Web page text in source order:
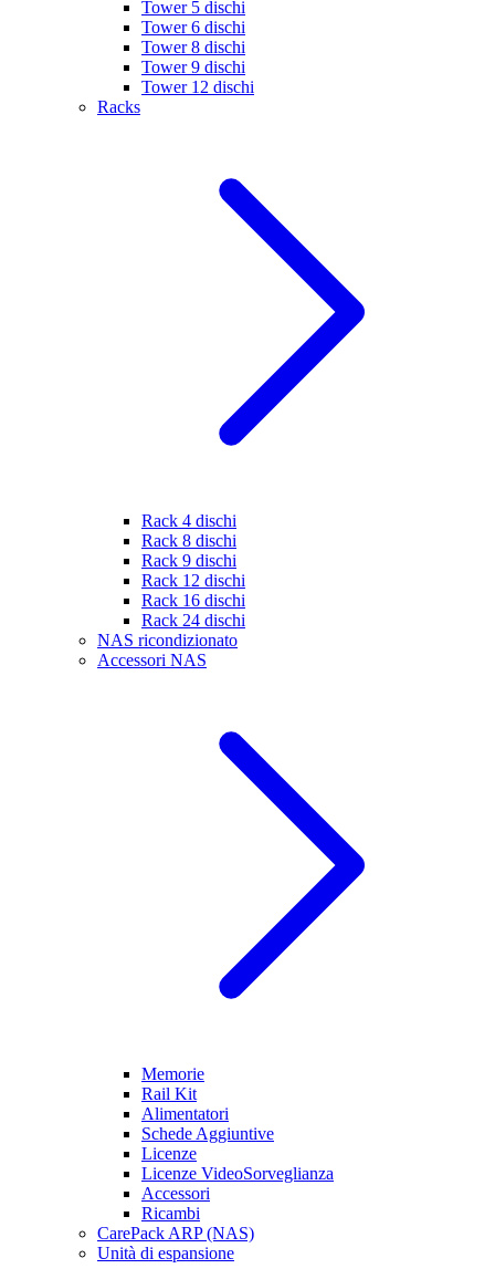
Tower 5 dischi
Tower 6 dischi
Tower 8 dischi
Tower 9 dischi
Tower 12 dischi
Racks
Rack 4 dischi
Rack 8 dischi
Rack 9 dischi
Rack 12 dischi
Rack 16 dischi
Rack 24 dischi
NAS ricondizionato
Accessori NAS
Memorie
Rail Kit
Alimentatori
Schede Aggiuntive
Licenze
Licenze VideoSorveglianza
Accessori
Ricambi
CarePack ARP (NAS)
Unità di espansione